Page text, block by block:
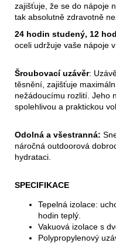
zajišťuje, že se do nápoje
tak absolutně zdravotně
24 hodin studený, 12
oceli udržuje vaše nápoje
Šroubovací uzávěr:
těsnění, zajišťuje
nežádoucímu rozlití. Jeho
spolehlivou a praktickou
Odolná a všestranná:
náročná outdoorová
hydrataci.
SPECIFIKACE
Tepelná izolace:
hodin teplý.
Vakuová izolace s
Polypropylenový
JOMA
25
BĚŽECKÉ
BOTY
PÁNSKÉ
BLUE
1
603
Původně:
2
290
Kč